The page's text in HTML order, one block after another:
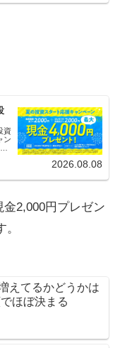
資
ン
2026.08.08
2,000円プレゼン
えてるかどうかは
ほぼ決まる